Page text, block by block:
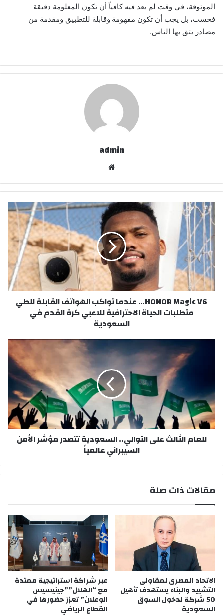
الموثوقة، في وقت لم يعد فيه كافياً أن تكون المعلومة دقيقة
فحسب، بل يجب أن تكون مفهومة وقابلة للتطبيق ومقدمة من
مصادر يثق بها الناس.
admin
HONOR
Magic
V6…
عندما
تواكب
الهواتف
القابلة
للطي
متطلبات
الحياة
الاحترافية
HONOR Magic V6… عندما تواكب الهواتف القابلة للطي
متطلبات الحياة الاحترافية للاعبي كرة القدم في
السعودية
تتصدر
مؤشر
الأمن
السيبراني
عالمياًللعام الثالث على التوالي.. السعودية تتصدر مؤشر الأمن
السيبراني عالمياً
مقالات ذات صلة
الاتحاد المصرى لمقاولى
التشييد والبناء يستهدف تأهيل
50 شركة لدخول السوق
السعودية
عبر شراكة استراتيجية ممتدة
مع “الهلال””جينيسيس
الوعلان” تعزز حضورها في
القطاع الرياضي